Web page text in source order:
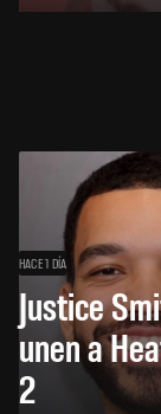
HACE 1 DÍA
Justice
unen a
2